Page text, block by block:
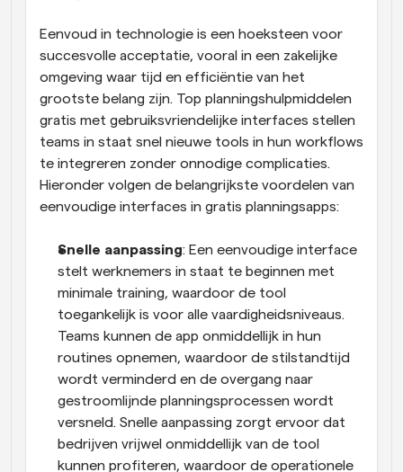
Eenvoud in technologie is een hoeksteen voor
succesvolle acceptatie, vooral in een zakelijke
omgeving waar tijd en efficiëntie van het
grootste belang zijn. Top planningshulpmiddelen
gratis met gebruiksvriendelijke interfaces stellen
teams in staat snel nieuwe tools in hun workflows
te integreren zonder onnodige complicaties.
Hieronder volgen de belangrijkste voordelen van
eenvoudige interfaces in gratis planningsapps:
Snelle aanpassing: Een eenvoudige interface
stelt werknemers in staat te beginnen met
minimale training, waardoor de tool
toegankelijk is voor alle vaardigheidsniveaus.
Teams kunnen de app onmiddellijk in hun
routines opnemen, waardoor de stilstandtijd
wordt verminderd en de overgang naar
gestroomlijnde planningsprocessen wordt
versneld. Snelle aanpassing zorgt ervoor dat
bedrijven vrijwel onmiddellijk van de tool
kunnen profiteren, waardoor de operationele